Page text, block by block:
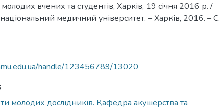
вчених та студентів, Харків, 19 січня 2016 р. /
медичний університет. – Харків, 2016. – С.
handle/123456789/13020
молодих дослідників. Кафедра акушерства та